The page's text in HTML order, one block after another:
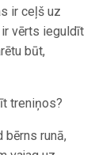
ir ceļš uz
vērts ieguldīt
būt,
treniņos?
bērns runā,